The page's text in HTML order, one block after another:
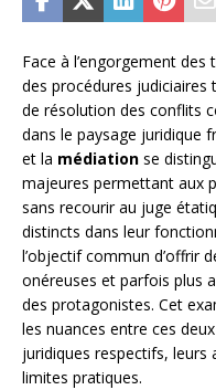
Face à l’engorgement
des procédures
de résolution des conflits
dans le paysage juridique
et la médiation se
majeures permettant aux
sans recourir au juge
distincts dans leur
l’objectif commun d’offrir
onéreuses et parfois plus
des protagonistes. Cet
les nuances entre ces
juridiques respectifs,
limites pratiques.